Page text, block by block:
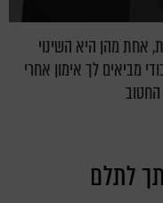
אחת מהן היא השינוי
מביאים לך אימון אחרי
לתלם